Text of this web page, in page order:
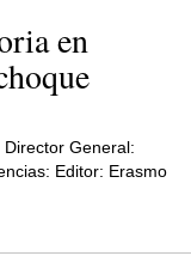
en
General:
Editor: Erasmo